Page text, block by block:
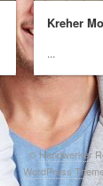
Kreher
...
©Handwerker
WordPress